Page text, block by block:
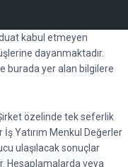
kabul etmeyen
dayanmaktadır.
burada yer alan bilgilere
özelinde tek seferlik
Yatırım Menkul Değerler
ulaşılacak sonuçlar
Hesaplamalarda veya